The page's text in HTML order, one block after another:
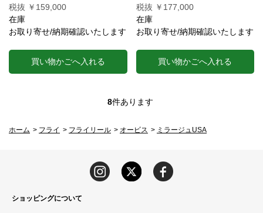
税抜 ￥159,000
在庫
お取り寄せ/納期確認いたします
買い物かごへ入れる
税抜 ￥177,000
在庫
お取り寄せ/納期確認いたします
買い物かごへ入れる
8件あります
ホーム > フライ > フライリール > オービス > ミラージュUSA
ショッピングについて